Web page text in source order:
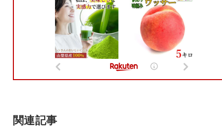
また、コメント欄には、必ず日本語を含めてください（スパム対策）。
サイト
関連記事